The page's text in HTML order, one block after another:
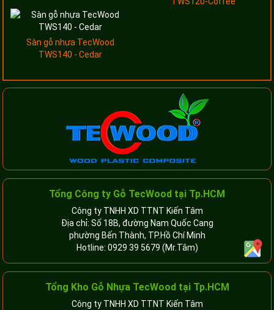
Sàn gỗ nhựa TecWood
TWS140 - Cedar
Tổng Công ty Gỗ TecWood tại Tp.HCM
Công ty TNHH XD TTNT Kiến Tâm
Địa chỉ: Số 18B, đường Nam Quốc Cang
phường Bến Thành, TP.Hồ Chí Minh
Hotline: 0929 39 5679 (Mr.Tâm)
Tổng Kho Gỗ Nhựa TecWood tại Tp.HCM
Công ty TNHH XD TTNT Kiến Tâm